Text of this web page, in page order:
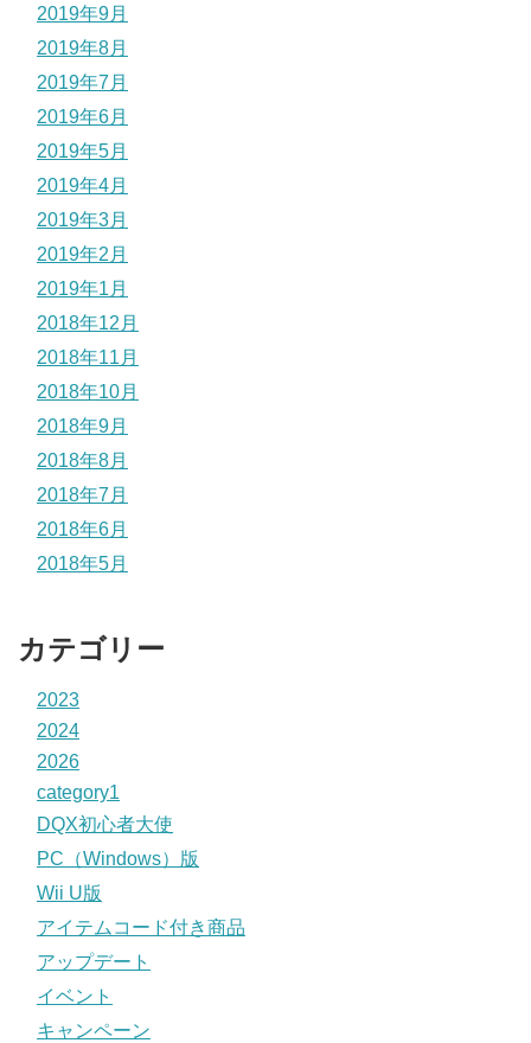
2019年9月
2019年8月
2019年7月
2019年6月
2019年5月
2019年4月
2019年3月
2019年2月
2019年1月
2018年12月
2018年11月
2018年10月
2018年9月
2018年8月
2018年7月
2018年6月
2018年5月
カテゴリー
2023
2024
2026
category1
DQX初心者大使
PC（Windows）版
Wii U版
アイテムコード付き商品
アップデート
イベント
キャンペーン